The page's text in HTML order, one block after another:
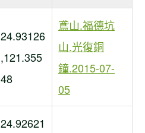
24.93126
,121.355
48
鳶山.福德坑
山.光復銅
鐘.2015-07-
05
24.92621